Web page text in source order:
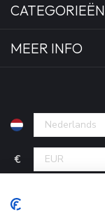
CATEGORIEËN
MEER INFO
€